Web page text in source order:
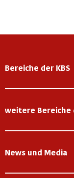
Bereiche der KBS
weitere Bereiche
News und Media